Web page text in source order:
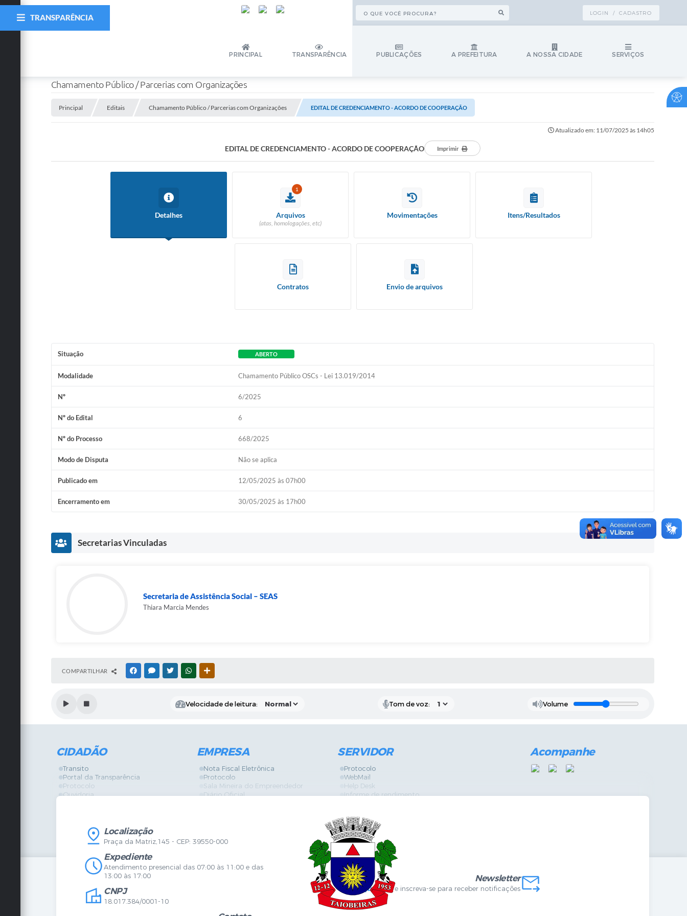
LOGIN / CADASTRO
PRINCIPAL TRANSPARÊNCIA PUBLICAÇÕES A PREFEITURA A NOSSA CIDADE SERVIÇOS
TRANSPARÊNCIA
Chamamento Público / Parcerias com Organizações
Principal Editais Chamamento Público / Parcerias com Organizações EDITAL DE CREDENCIAMENTO - ACORDO DE COOPERAÇÃO
Atualizado em: 11/07/2025 às 14h05
EDITAL DE CREDENCIAMENTO - ACORDO DE COOPERAÇÃO Imprimir
Detalhes
1
Arquivos
(atas, homologações, etc)
Movimentações Itens/Resultados
Contratos Envio de arquivos
Situação ABERTO
Modalidade Chamamento Público OSCs - Lei 13.019/2014
Nº 6/2025
Nº do Edital 6
Nº do Processo 668/2025
Modo de Disputa Não se aplica
Publicado em 12/05/2025 às 07h00
Encerramento em 30/05/2025 às 17h00
Secretarias Vinculadas
Secretaria de Assistência Social – SEAS
Thiara Marcia Mendes
COMPARTILHAR FACEBOOKMESSENGER
TWITTERWHATSAPP
Velocidade de leitura: Tom de voz: Volume
CIDADÃO
Transito
Portal da Transparência
Protocolo
Ouvidoria
Legislação
Diário Oficial
Mapa do Site
Certidões
Agenda de Eventos
Concursos
Telefones Úteis
EMPRESA
Nota Fiscal Eletrônica
Protocolo
Sala Mineira do Empreendedor
Diário Oficial
Serviços Online
Vigilância Sanitária
SERVIDOR
Protocolo
WebMail
Help Desk
Informe de rendimento
GPI
Diário Oficial
Fale com RH
SGDI - Sistema de Gerência de Demandas Internas
Concurso Público e Processo Seletivo
Portal da Atenção Primaria
Acompanhe
Localização
Praça da Matriz,145 - CEP: 39550-000
Expediente
Atendimento presencial das 07:00 às 11:00 e das
13:00 às 17:00
CNPJ
18.017.384/0001-10
Newsletter
Clique aquie inscreva-se para receber notificações